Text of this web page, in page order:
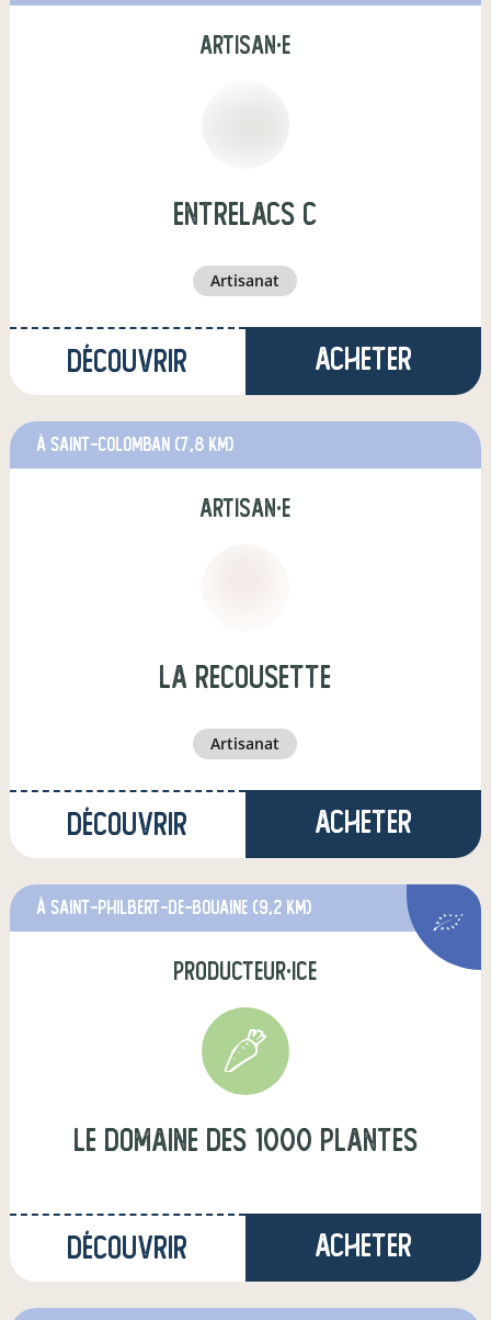
artisan·e
Entrelacs C
artisanat
Découvrir Acheter
à Saint-Colomban (7,8 km)
artisan·e
La recousette
artisanat
Découvrir Acheter
à Saint-Philbert-de-Bouaine (9,2 km)
producteur·ice
Le Domaine des 1000 plantes
Découvrir Acheter